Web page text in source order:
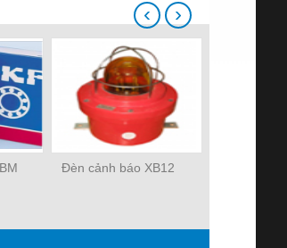
Đèn cảnh báo XB12
‹ ›